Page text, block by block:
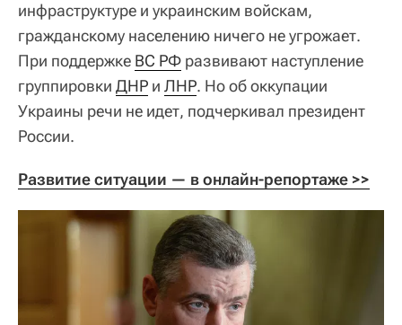
инфраструктуре и украинским войскам,
гражданскому населению ничего не угрожает.
При поддержке ВС РФ развивают наступление
группировки ДНР и ЛНР. Но об оккупации
Украины речи не идет, подчеркивал президент
России.
Развитие ситуации — в онлайн-репортаже >>